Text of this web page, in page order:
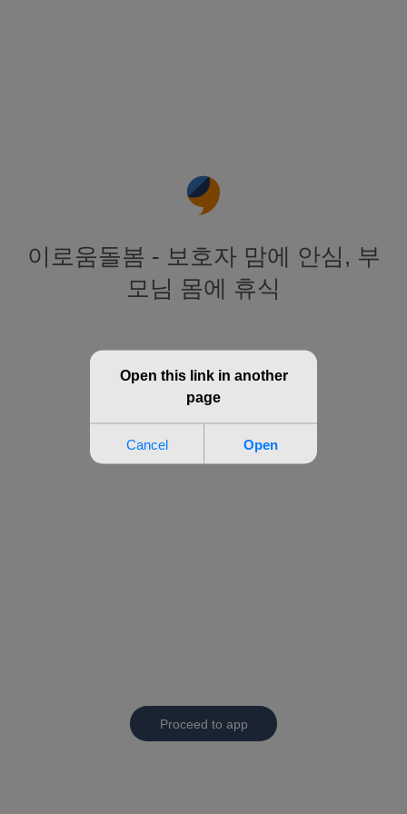
이로움돌봄 - 보호자 맘에 안심, 부
모님 몸에 휴식
Proceed to app